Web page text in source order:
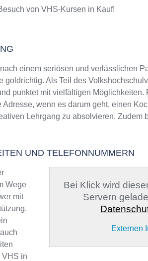
von VHS-Kursen in Kauf!
einem seriösen und verlässlichen
goldrichtig. Als Teil des
punktet mit vielfältigen Möglichkeiten.
wenn es darum geht, einen
Lehrgang zu absolvieren. Zudem
UND TELEFONNUMMERN
Wege
mit
VHS in
Bei Klick wird
Servern
Externen